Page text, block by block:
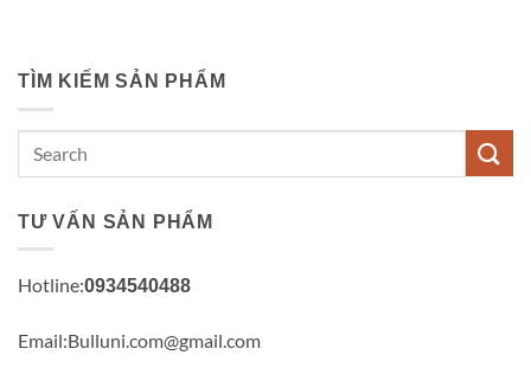
TÌM KIẾM SẢN PHẨM
TƯ VẤN SẢN PHẨM
Hotline:0934540488
Email:Bulluni.com@gmail.com